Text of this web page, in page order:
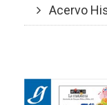
Acervo